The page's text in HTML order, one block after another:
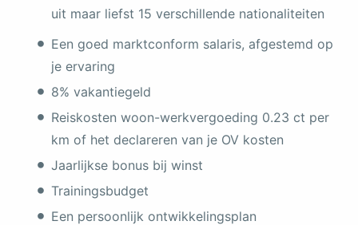
uit maar liefst 15 verschillende nationaliteiten
Een goed marktconform salaris, afgestemd op
je ervaring
8% vakantiegeld
Reiskosten woon-werkvergoeding 0.23 ct per
km of het declareren van je OV kosten
Jaarlijkse bonus bij winst
Trainingsbudget
Een persoonlijk ontwikkelingsplan